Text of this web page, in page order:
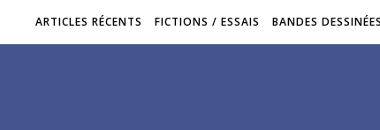
ARTICLES RÉCENTS FICTIONS / ESSAIS BANDES DESSINÉES